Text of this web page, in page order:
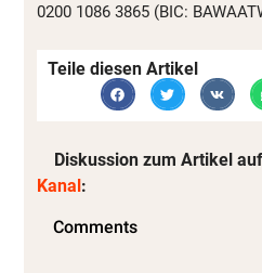
0200 1086 3865 (BIC:
Teile diesen Artikel
Diskussion zum Artikel
Kanal: